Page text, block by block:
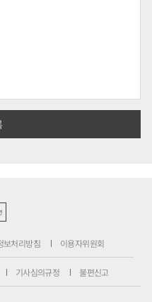
보처리방침 이용자위원회
기사심의규정 불편신고